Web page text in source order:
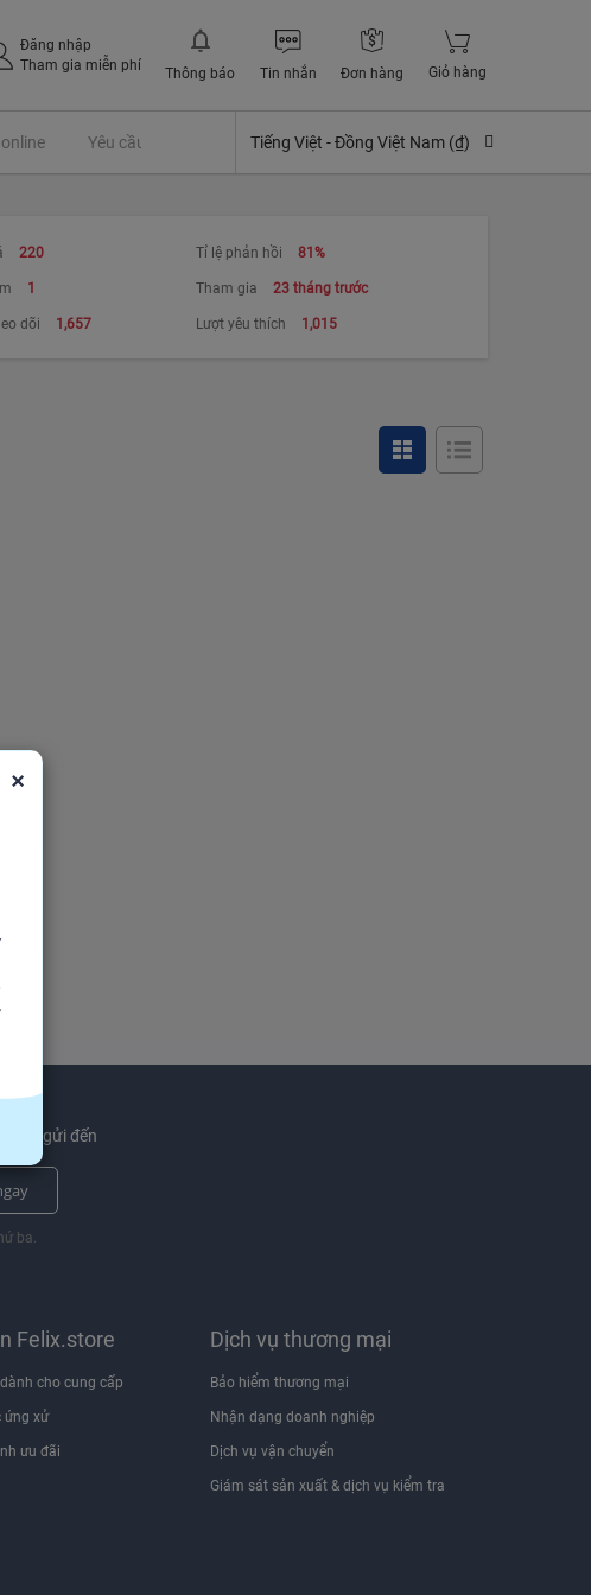
Đăng nhập
Tham gia miễn phí
Thông báo Tin nhắn Đơn hàng Giỏ hàng
Yêu cầu quyền lợi bảo hiểmTiếng Việt -Đồng Việt Nam (₫)
220
1
dõi 1,657
Tỉ lệ phản hồi 81%
Tham gia 23 tháng trước
Lượt yêu thích 1,015
tức gửi đến
ba.
Felix.store
cho cung cấp
ứng xử
ưu đãi
Dịch vụ thương mại
Bảo hiểm thương mại
Nhận dạng doanh nghiệp
Dịch vụ vận chuyển
Giám sát sản xuất & dịch vụ kiểm tra
×